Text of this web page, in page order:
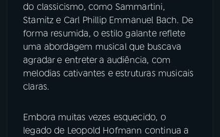
do classicismo, como Sammartini,
Stamitz e Carl Phillip Emmanuel Bach. De
forma resumida, o estilo galante reflete
uma abordagem musical que buscava
agradar e entreter a audiência, com
melodias cativantes e estruturas musicais
claras.
Embora muitas vezes esquecido, o
legado de Leopold Hofmann continua a